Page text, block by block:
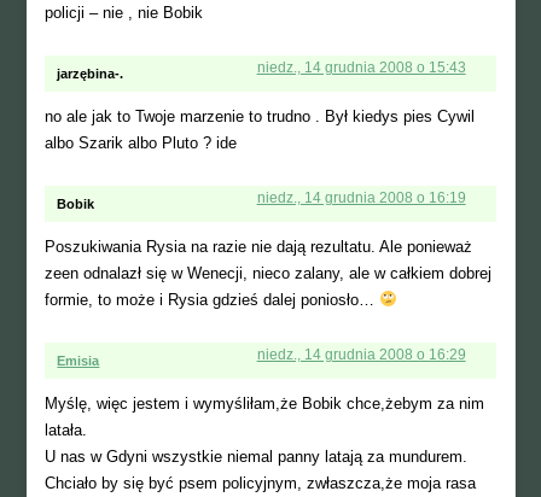
policji – nie , nie Bobik
jarzębina-. niedz., 14 grudnia 2008 o 15:43
no ale jak to Twoje marzenie to trudno . Był kiedys pies Cywil
albo Szarik albo Pluto ? ide
Bobik niedz., 14 grudnia 2008 o 16:19
Poszukiwania Rysia na razie nie dają rezultatu. Ale ponieważ
zeen odnalazł się w Wenecji, nieco zalany, ale w całkiem dobrej
formie, to może i Rysia gdzieś dalej poniosło…
Emisia niedz., 14 grudnia 2008 o 16:29
Myślę, więc jestem i wymyśliłam,że Bobik chce,żebym za nim
latała.
U nas w Gdyni wszystkie niemal panny latają za mundurem.
Chciało by się być psem policyjnym, zwłaszcza,że moja rasa